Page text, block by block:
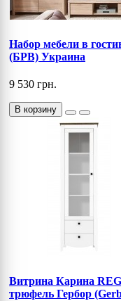
Набор мебели в
(БРВ) Украина
9 530 грн.
В корзину
Витрина Карина
трюфель Гербор